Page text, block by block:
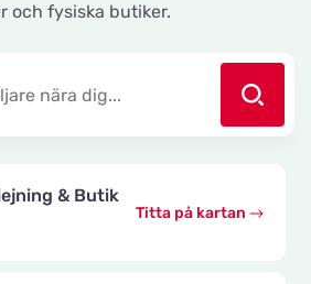
och fysiska butiker.
& Butik
Titta på kartan